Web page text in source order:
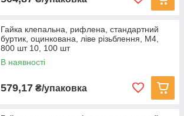
Гайка клепальна, рифлена, стандартний
буртик, оцинкована, ліве різьблення, M4,
800 шт 10, 100 шт
В наявності
579,17 ₴/упаковка